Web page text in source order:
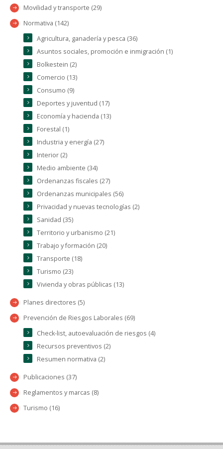
Movilidad y transporte (29)
Normativa (142)
Agricultura, ganadería y pesca (36)
Asuntos sociales, promoción e inmigración (1)
Bolkestein (2)
Comercio (13)
Consumo (9)
Deportes y juventud (17)
Economía y hacienda (13)
Forestal (1)
Industria y energía (27)
Interior (2)
Medio ambiente (34)
Ordenanzas fiscales (27)
Ordenanzas municipales (56)
Privacidad y nuevas tecnologías (2)
Sanidad (35)
Territorio y urbanismo (21)
Trabajo y formación (20)
Transporte (18)
Turismo (23)
Vivienda y obras públicas (13)
Planes directores (5)
Prevención de Riesgos Laborales (69)
Check-list, autoevaluación de riesgos (4)
Recursos preventivos (2)
Resumen normativa (2)
Publicaciones (37)
Reglamentos y marcas (8)
Turismo (16)